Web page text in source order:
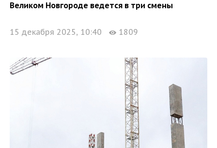
Великом Новгороде ведется в три смены
15 декабря 2025, 10:40 1809